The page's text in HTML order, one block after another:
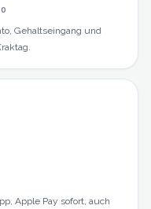
Gehaltseingang und
Apple Pay sofort, auch